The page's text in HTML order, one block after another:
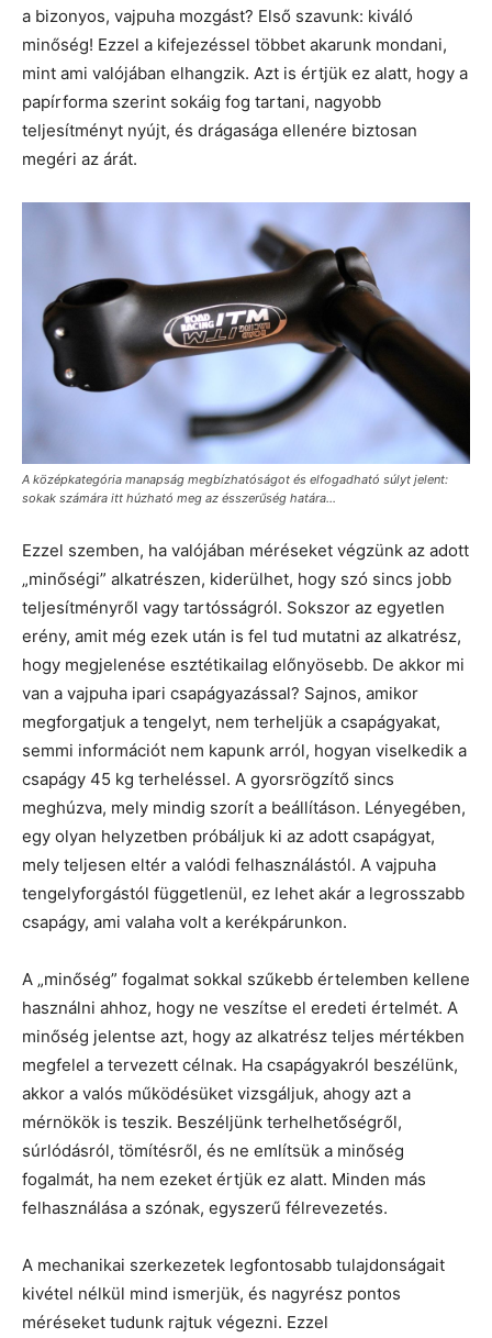
a bizonyos, vajpuha mozgást? Első szavunk: kiváló
minőség! Ezzel a kifejezéssel többet akarunk mondani,
mint ami valójában elhangzik. Azt is értjük ez alatt, hogy a
papírforma szerint sokáig fog tartani, nagyobb
teljesítményt nyújt, és drágasága ellenére biztosan
megéri az árát.
A középkategória manapság megbízhatóságot és elfogadható súlyt jelent:
sokak számára itt húzható meg az ésszerűség határa...
Ezzel szemben, ha valójában méréseket végzünk az adott
„minőségi” alkatrészen, kiderülhet, hogy szó sincs jobb
teljesítményről vagy tartósságról. Sokszor az egyetlen
erény, amit még ezek után is fel tud mutatni az alkatrész,
hogy megjelenése esztétikailag előnyösebb. De akkor mi
van a vajpuha ipari csapágyazással? Sajnos, amikor
megforgatjuk a tengelyt, nem terheljük a csapágyakat,
semmi információt nem kapunk arról, hogyan viselkedik a
csapágy 45 kg terheléssel. A gyorsrögzítő sincs
meghúzva, mely mindig szorít a beállításon. Lényegében,
egy olyan helyzetben próbáljuk ki az adott csapágyat,
mely teljesen eltér a valódi felhasználástól. A vajpuha
tengelyforgástól függetlenül, ez lehet akár a legrosszabb
csapágy, ami valaha volt a kerékpárunkon.
A „minőség” fogalmat sokkal szűkebb értelemben kellene
használni ahhoz, hogy ne veszítse el eredeti értelmét. A
minőség jelentse azt, hogy az alkatrész teljes mértékben
megfelel a tervezett célnak. Ha csapágyakról beszélünk,
akkor a valós működésüket vizsgáljuk, ahogy azt a
mérnökök is teszik. Beszéljünk terhelhetőségről,
súrlódásról, tömítésről, és ne említsük a minőség
fogalmát, ha nem ezeket értjük ez alatt. Minden más
felhasználása a szónak, egyszerű félrevezetés.
A mechanikai szerkezetek legfontosabb tulajdonságait
kivétel nélkül mind ismerjük, és nagyrész pontos
méréseket tudunk rajtuk végezni. Ezzel